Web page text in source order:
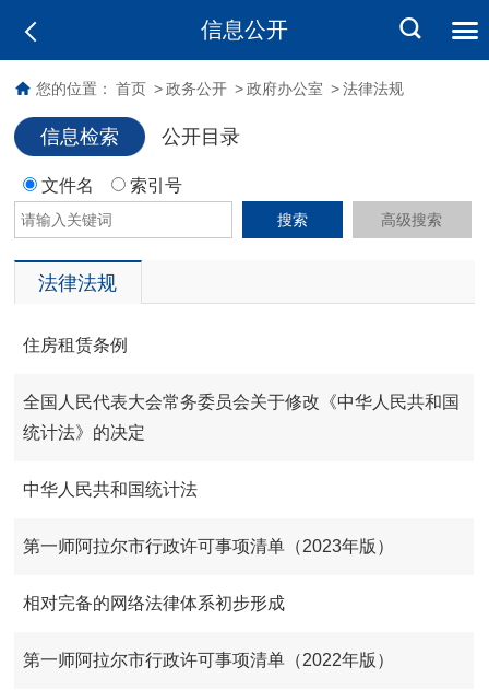
信息公开
您的位置： 首页 > 政务公开 > 政府办公室 > 法律法规
信息检索 公开目录
文件名 索引号
搜索 高级搜索
法律法规
住房租赁条例
全国人民代表大会常务委员会关于修改《中华人民共和国
统计法》的决定
中华人民共和国统计法
第一师阿拉尔市行政许可事项清单（2023年版）
相对完备的网络法律体系初步形成
第一师阿拉尔市行政许可事项清单（2022年版）